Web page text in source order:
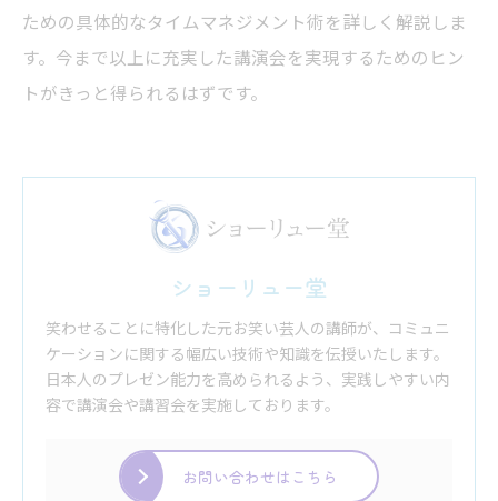
ための具体的なタイムマネジメント術を詳しく解説しま
す。今まで以上に充実した講演会を実現するためのヒン
トがきっと得られるはずです。
ショーリュー堂
笑わせることに特化した元お笑い芸人の講師が、コミュニ
ケーションに関する幅広い技術や知識を伝授いたします。
日本人のプレゼン能力を高められるよう、実践しやすい内
容で講演会や講習会を実施しております。
お問い合わせはこちら